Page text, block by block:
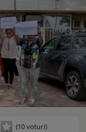
(10 voturi)